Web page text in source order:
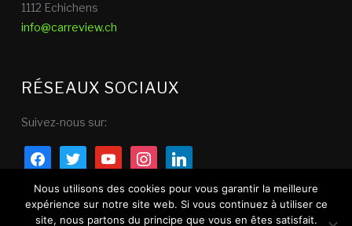
1112 Echichens
info@carreview.ch
RÉSEAUX SOCIAUX
Suivez-nous sur:
facebooktwitter youtubeinstagramlinkedin
Nous utilisons des cookies pour vous garantir la meilleure
expérience sur notre site web. Si vous continuez à utiliser ce
site, nous partons du principe que vous en êtes satisfait.